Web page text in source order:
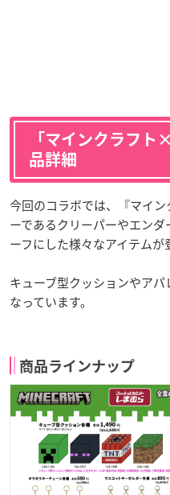
「マインクラフ
品詳細
今回のコラボでは、『マイ
ーであるクリーパーやエン
ーフにした様々なアイテムが
キューブ型クッションやア
なっています。
商品ラインナップ